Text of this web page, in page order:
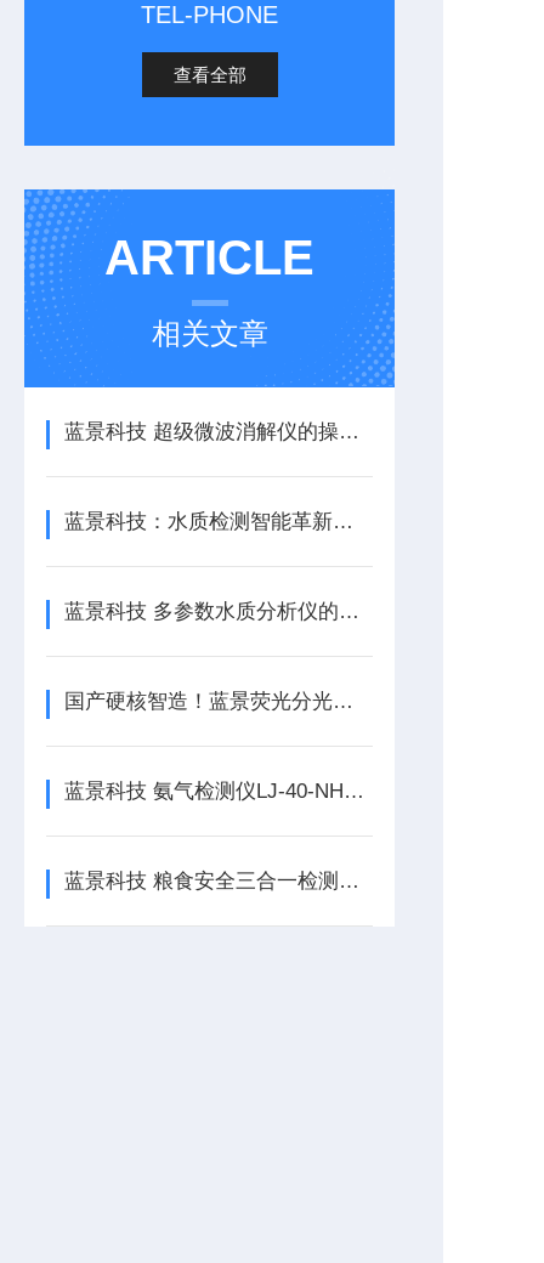
TEL-PHONE
查看全部
ARTICLE
相关文章
蓝景科技 超级微波消解仪的操作指南与维护建议
蓝景科技：水质检测智能革新，程控定量封口机/蓝景科技
蓝景科技 多参数水质分析仪的使用指南与维护建议
国产硬核智造！蓝景荧光分光光度计核心技术优势全解析
蓝景科技 氨气检测仪LJ-40-NH3：高校化学实验室的“安全管家”
蓝景科技 粮食安全三合一检测仪：食品安全检测升级